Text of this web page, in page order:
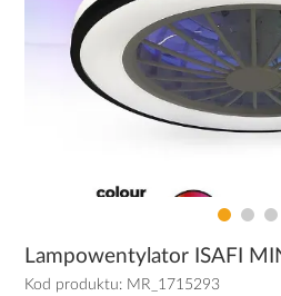
Lampowentylator ISAFI
Kod produktu: MR_1715293